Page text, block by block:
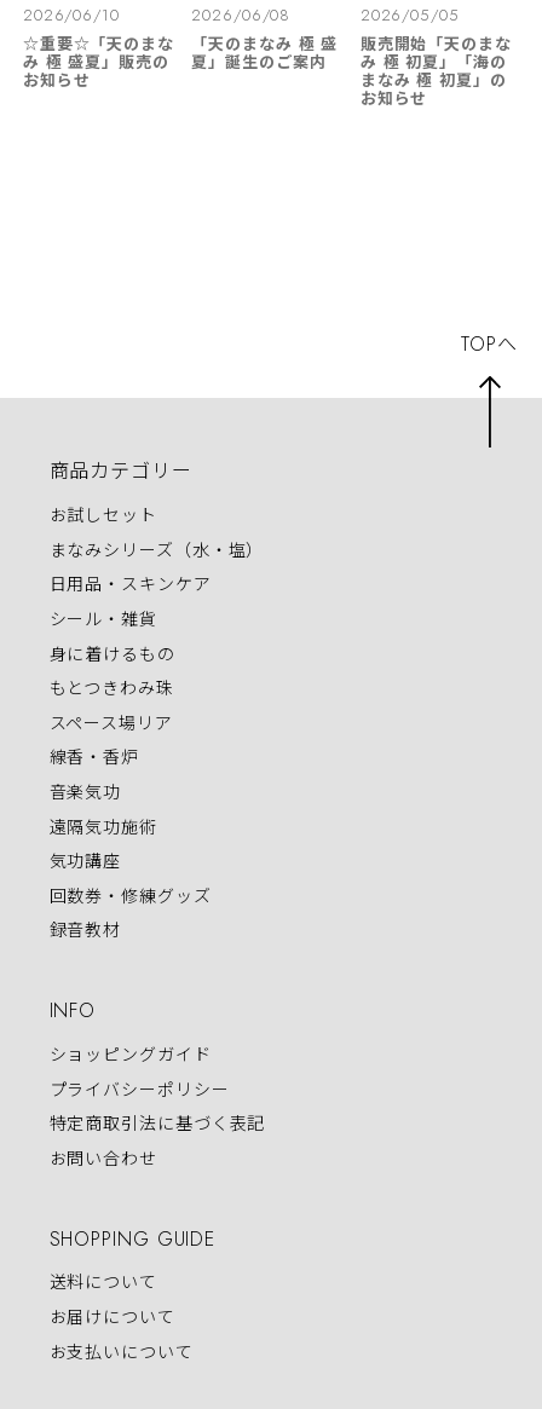
2026/06/10
☆重要☆「天のまな
み 極 盛夏」販売の
お知らせ
2026/06/08
「天のまなみ 極 盛
夏」誕生のご案内
2026/05/05
販売開始「天のまな
み 極 初夏」「海の
まなみ 極 初夏」の
お知らせ
商品カテゴリー
お試しセット
まなみシリーズ（水・塩）
日用品・スキンケア
シール・雑貨
身に着けるもの
もとつきわみ珠
スペース場リア
線香・香炉
音楽気功
遠隔気功施術
気功講座
回数券・修練グッズ
録音教材
INFO
ショッピングガイド
プライバシーポリシー
特定商取引法に基づく表記
お問い合わせ
SHOPPING GUIDE
送料について
お届けについて
お支払いについて
TOPへ